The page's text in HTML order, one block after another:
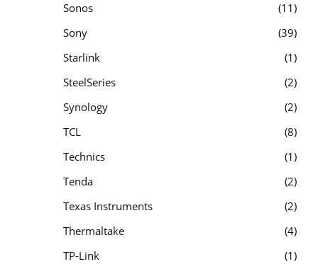
Sonos
11
Sony
39
Starlink
1
SteelSeries
2
Synology
2
TCL
8
Technics
1
Tenda
2
Texas Instruments
2
Thermaltake
4
TP-Link
1